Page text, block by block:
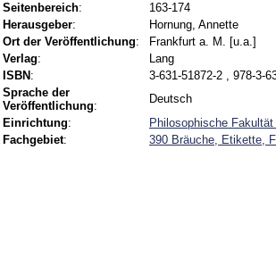
Seitenbereich:
163-174
Herausgeber:
Hornung, Annette
Ort der Veröffentlichung:
Frankfurt a. M. [u.a.]
Verlag:
Lang
ISBN :
3-631-51872-2 , 978-3-
Sprache der
Veröffentlichung:
Deutsch
Einrichtung:
Philosophische
Fachgebiet: 390 Bräuche, Etikette,